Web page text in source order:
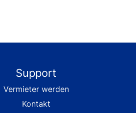
Support
Vermieter werden
Kontakt